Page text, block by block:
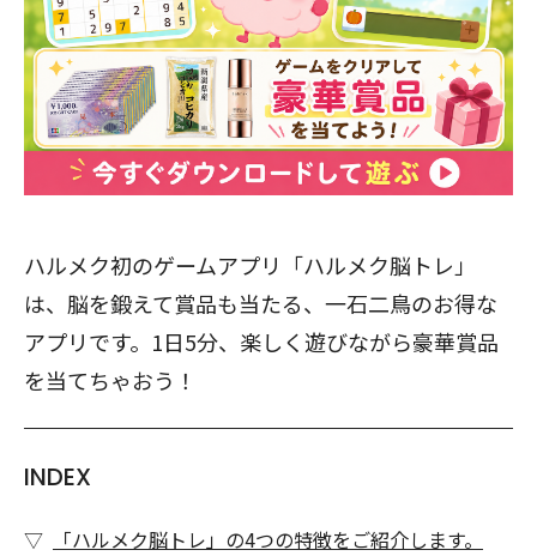
ハルメク初のゲームアプリ「ハルメク脳トレ」
は、脳を鍛えて賞品も当たる、一石二鳥のお得な
アプリです。1日5分、楽しく遊びながら豪華賞品
を当てちゃおう！
INDEX
「ハルメク脳トレ」の4つの特徴をご紹介します。